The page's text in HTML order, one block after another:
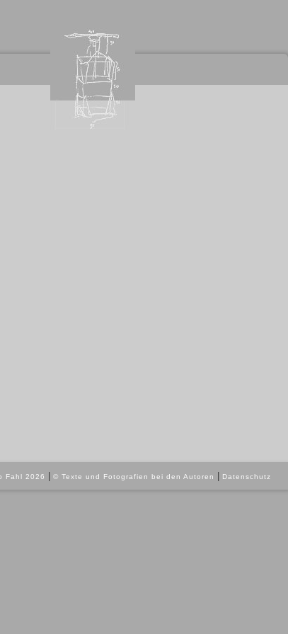
Fahl 2026 © Texte und Fotografien bei den Autoren Datenschutz